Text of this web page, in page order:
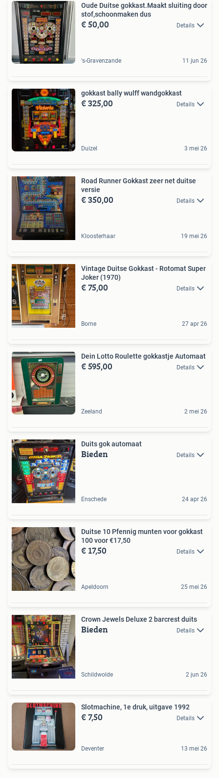
Oude Duitse gokkast.Maakt sluiting door
stof,schoonmaken dus
€ 50,00 Details
's-Gravenzande 11 jun 26
gokkast bally wulff wandgokkast
€ 325,00 Details
Duizel 3 mei 26
Road Runner Gokkast zeer net duitse
versie
€ 350,00 Details
Kloosterhaar 19 mei 26
Vintage Duitse Gokkast - Rotomat Super
Joker (1970)
€ 75,00 Details
Borne 27 apr 26
Dein Lotto Roulette gokkastje Automaat
€ 595,00 Details
Zeeland 2 mei 26
Duits gok automaat
Bieden Details
Enschede 24 apr 26
Duitse 10 Pfennig munten voor gokkast
100 voor €17,50
€ 17,50 Details
Apeldoorn 25 mei 26
Crown Jewels Deluxe 2 barcrest duits
Bieden Details
Schildwolde 2 jun 26
Slotmachine, 1e druk, uitgave 1992
€ 7,50 Details
Deventer 13 mei 26